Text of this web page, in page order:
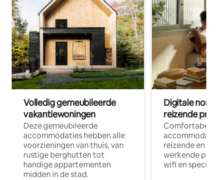
Volledig gemeubileerde
vakantiewoningen
Deze gemeubileerde
accommodaties hebben alle
voorzieningen van thuis, van
rustige berghutten tot
handige appartementen
midden in de stad.
Digitale
reizende
Comfortabele
reizende en
werkende
wifi en